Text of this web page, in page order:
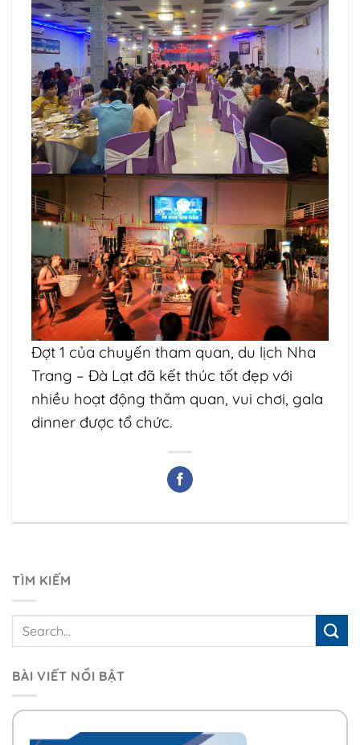
Đợt 1 của chuyến tham quan, du lịch Nha
Trang – Đà Lạt đã kết thúc tốt đẹp với
nhiều hoạt động thăm quan, vui chơi, gala
dinner được tổ chức.
TÌM KIẾM
BÀI VIẾT NỔI BẬT